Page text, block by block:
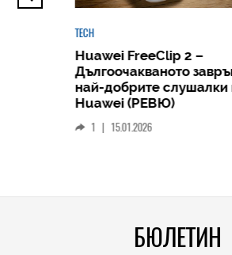
TECH
Huawei FreeClip 2 –
Дългоочакваното
най-добрите слушалки
Huawei (РЕВЮ)
1 15.01.2026
БЮЛЕТИН